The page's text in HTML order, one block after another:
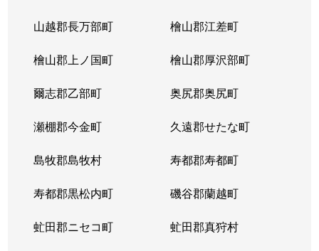
山越郡長万部町 檜山郡江差町
檜山郡上ノ国町 檜山郡厚沢部町
爾志郡乙部町 奥尻郡奥尻町
瀬棚郡今金町 久遠郡せたな町
島牧郡島牧村 寿都郡寿都町
寿都郡黒松内町 磯谷郡蘭越町
虻田郡ニセコ町 虻田郡真狩村